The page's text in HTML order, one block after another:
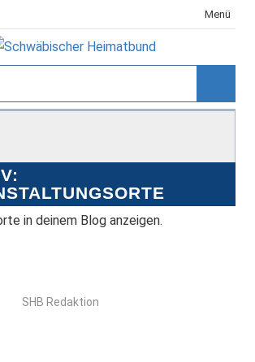
Menü
in deinem Blog anzeigen.
SHB Redaktion